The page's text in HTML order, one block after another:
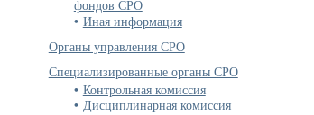
фондов СРО
Иная информация
Органы управления СРО
Специализированные органы СРО
Контрольная комиссия
Дисциплинарная комиссия